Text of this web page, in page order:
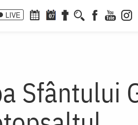
LIVE 07
Sfântului